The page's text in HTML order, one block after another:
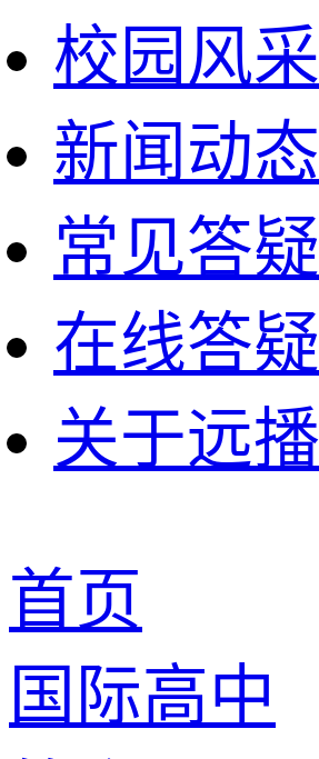
校园风采
新闻动态
常见答疑
在线答疑
关于远播
首页
国际高中